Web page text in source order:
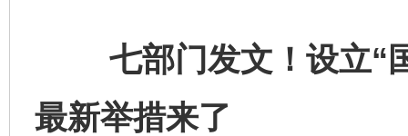
七部门发文！设立“国
最新举措来了